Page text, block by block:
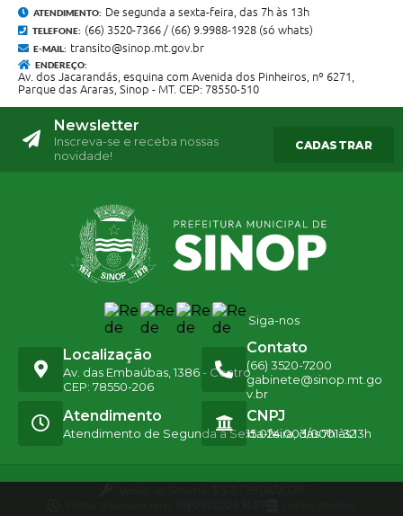
ATENDIMENTO: De segunda a sexta-feira, das 7h às 13h
TELEFONE: (66) 3520-7366 / (66) 9.9988-1928 (só whats)
E-MAIL: transito@sinop.mt.gov.br
ENDEREÇO:
Av. dos Jacarandás, esquina com Avenida dos Pinheiros, nº 6271,
Parque das Araras, Sinop - MT. CEP: 78550-510
Newsletter
Inscreva-se e receba nossas
novidade!
CADASTRAR
Siga-nos
Localização
Av. das Embaúbas, 1386 - Centro
CEP: 78550-206
Contato
(66) 3520-7200
gabinete@sinop.mt.go
v.br
Atendimento
Atendimento de Segunda a Sexta-feira, das 7h às 13h
CNPJ
15.024.003/0001-32